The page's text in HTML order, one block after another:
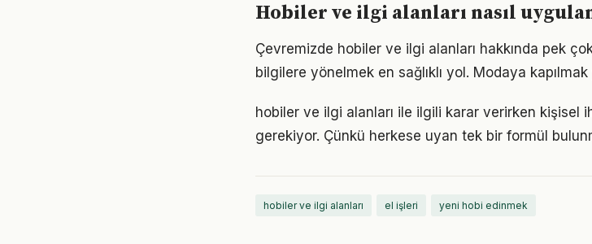
Hobiler ve ilgi alanları nasıl
Çevremizde hobiler ve ilgi alanları hakkında pek
bilgilere yönelmek en sağlıklı yol. Modaya
hobiler ve ilgi alanları ile ilgili karar verirken kişisel
gerekiyor. Çünkü herkese uyan tek bir formül
hobiler ve ilgi alanları el işleri yeni hobi edinmek